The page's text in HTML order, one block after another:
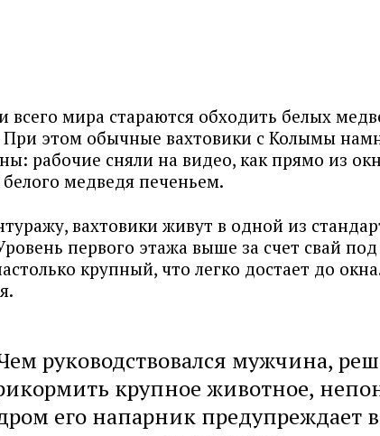
всего мира стараются обходить белых
При этом обычные вахтовики с Колымы
рабочие сняли на видео, как прямо из
белого медведя печеньем.
вахтовики живут в одной из
первого этажа выше за счет свай
крупный, что легко достает до
руководствовался мужчина,
крупное животное,
его напарник предупреждает